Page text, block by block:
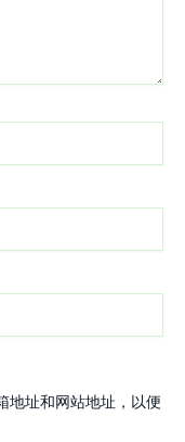
地址和网站地址，以便